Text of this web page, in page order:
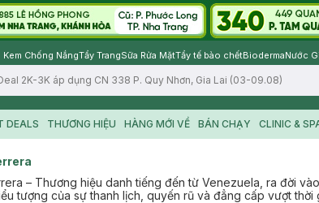
Kem Chống NắngTẩy TrangSữa Rửa MặtTẩy tế bào chếtBiodermaNước
DEALS THƯƠNG HIỆU HÀNG MỚI VỀ BÁN CHẠY CLINIC &
– Thương hiệu danh tiếng đến từ Venezuela, ra đời
tượng của sự thanh lịch, quyến rũ và đẳng cấp vượt thời